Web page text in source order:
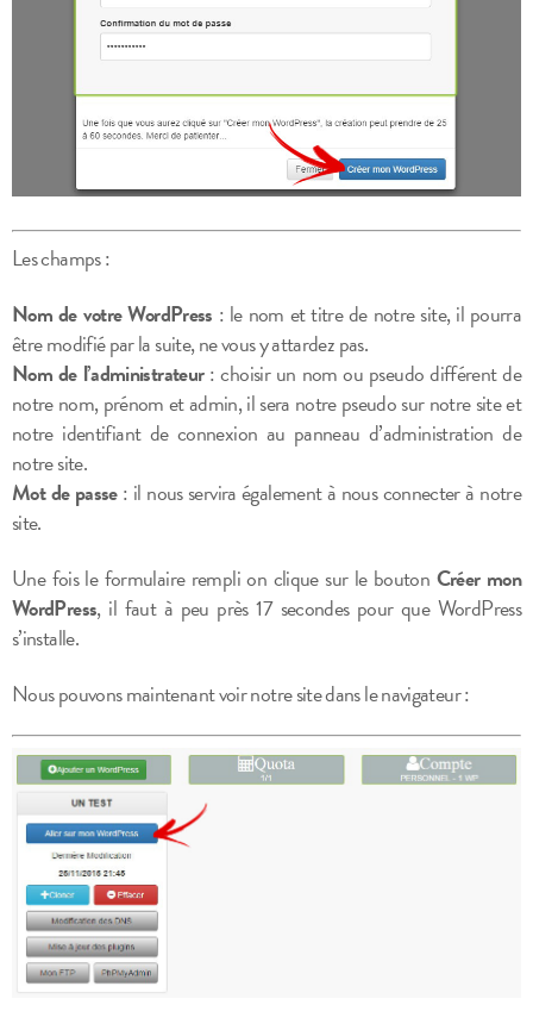
Les champs :
Nom de votre WordPress : le nom et titre de notre site, il pourra
être modifié par la suite, ne vous y attardez pas.
Nom de l’administrateur: choisir un nom ou pseudo différent de
notre nom, prénom et admin, il sera notre pseudo sur notre site et
notre identifiant de connexion au panneau d’administration de
notre site.
Mot de passe: il nous servira également à nous connecter à notre
site.
Une fois le formulaire rempli on clique sur le bouton Créer mon
WordPress, il faut à peu près 17 secondes pour que WordPress
s’installe.
Nous pouvons maintenant voir notre site dans le navigateur :